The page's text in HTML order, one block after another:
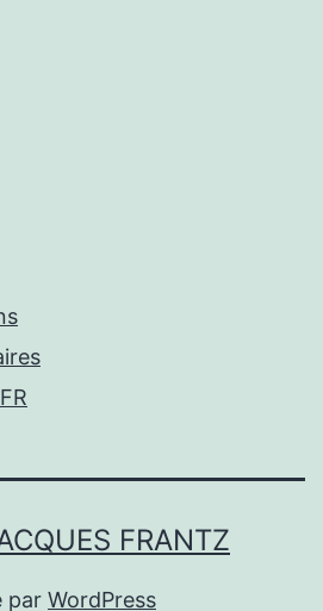
FRANTZ
par WordPress